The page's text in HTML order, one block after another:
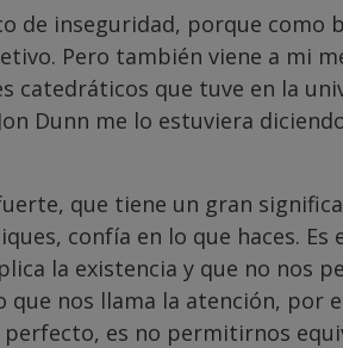
de inseguridad, porque como
Pero también viene a mi
catedráticos que tuve en la
Dunn me lo estuviera
que tiene un gran
confía en lo que haces.
la existencia y que no nos
que nos llama la atención, por
es no permitirnos